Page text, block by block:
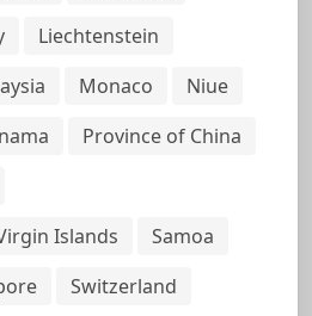
Liechtenstein
Monaco
Niue
Province of China
Islands
Samoa
Switzerland